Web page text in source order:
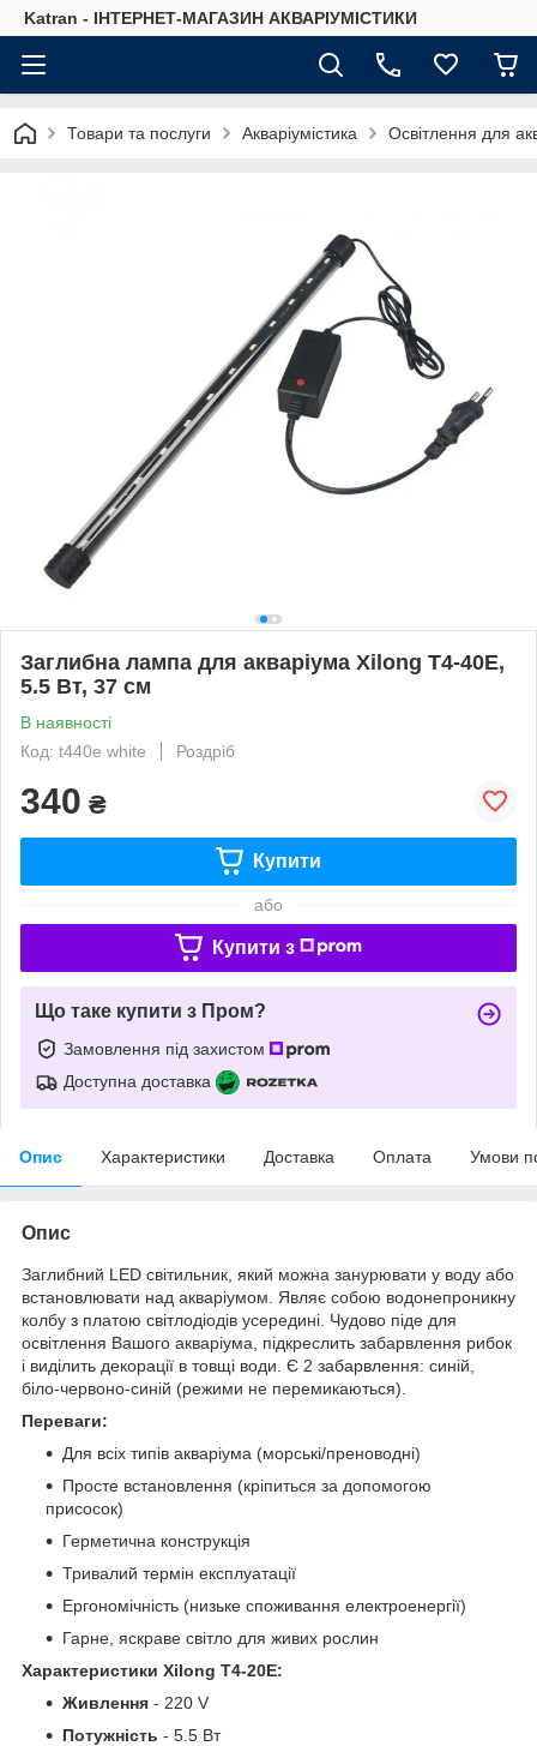
Katran - ІНТЕРНЕТ-МАГАЗИН АКВАРІУМІСТИКИ
Товари та послуги Акваріумістика Освітлення для
Заглибна лампа для акваріума Xilong T4-40E,
5.5 Вт, 37 см
В наявності
Код: t440e white
Роздріб
340 ₴
Купити
або
Купити з
Що таке купити з Пром?
Замовлення під захистом
Доступна доставка
Опис Характеристики Доставка Оплата Умови
Опис
Заглибний LED світильник, який можна занурювати у воду або
встановлювати над акваріумом. Являє собою водонепроникну
колбу з платою світлодіодів усередині. Чудово піде для
освітлення Вашого акваріума, підкреслить забарвлення рибок
і виділить декорації в товщі води. Є 2 забарвлення: синій,
біло-червоно-синій (режими не перемикаються).
Переваги:
Для всіх типів акваріума (морські/преноводні)
Просте встановлення (кріпиться за допомогою
присосок)
Герметична конструкція
Тривалий термін експлуатації
Ергономічність (низьке споживання електроенергії)
Гарне, яскраве світло для живих рослин
Характеристики Xilong T4-20E:
Живлення - 220 V
Потужність - 5.5 Вт